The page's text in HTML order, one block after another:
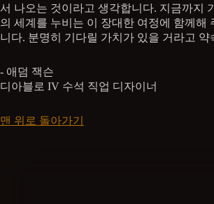
서 나오는 것이라고 생각합니다. 지금까지
의 세계를 누비는 이 장대한 여정에 함께해
니다. 분명히 기다릴 가치가 있을 거라고 약
- 애덤 잭슨
디아블로 IV 수석 직업 디자이너
맨 위로 돌아가기